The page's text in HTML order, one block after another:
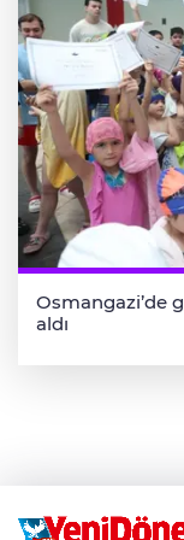
Osmangazi’de
aldı